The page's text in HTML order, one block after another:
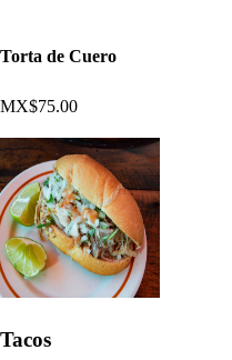
Torta de Cuero
MX$75.00
Tacos